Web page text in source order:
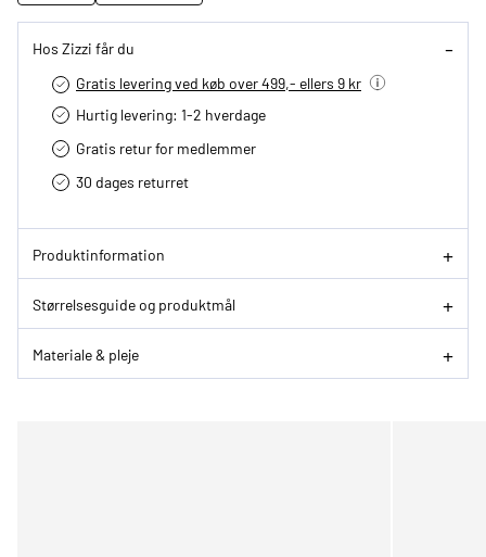
Hos Zizzi får du
Gratis levering ved køb over 499,- ellers 9 kr
Hurtig levering­: 1-2 hverdage
Gratis retur for medlemmer
30 dages returret
Produktinformation
Størrelsesguide og produktmål
Materiale & pleje